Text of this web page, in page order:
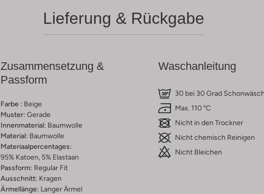
Lieferung & Rückgabe
Zusammensetzung &
Passform
Farbe : Beige
Muster: Gerade
Innenmaterial: Baumwolle
Material: Baumwolle
Materiaalpercentages:
95% Katoen, 5% Elastaan
Passform: Regular Fit
Ausschnitt: Kragen
Ärmellänge: Langer Ärmel
Waschanleitung
30 bei 30 Grad
Max. 110 °C
Nicht in den Trockner
Nicht chemisch Reinigen
Nicht Bleichen